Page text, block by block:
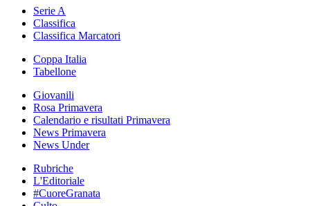
Serie A
Classifica
Classifica Marcatori
Coppa Italia
Tabellone
Giovanili
Rosa Primavera
Calendario e risultati Primavera
News Primavera
News Under
Rubriche
L'Editoriale
#CuoreGranata